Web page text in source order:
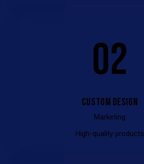
02
CUSTOM DESIGN
Marketing
High-quality products